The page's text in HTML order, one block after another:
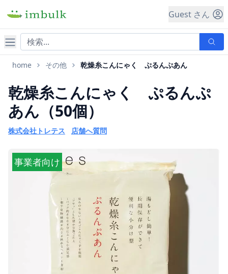
Guest さん
ナビゲーション
home その他 乾燥糸こんにゃく ぷるんぷあん
乾燥糸こんにゃく ぷるんぷ
あん（50個）
株式会社トレテス 店舗へ質問
事業者向け